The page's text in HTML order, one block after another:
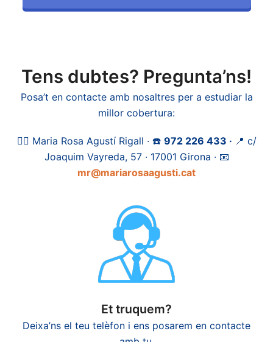
Tens dubtes? Pregunta’ns!
Posa’t en contacte amb nosaltres per a estudiar la
millor cobertura:
🙋‍♀️ Maria Rosa Agustí Rigall · ☎️ 972 226 433 · 📍 c/
Joaquim Vayreda, 57 · 17001 Girona · 📧
mr@mariarosaagusti.cat
Et truquem?
Deixa’ns el teu telèfon i ens posarem en contacte